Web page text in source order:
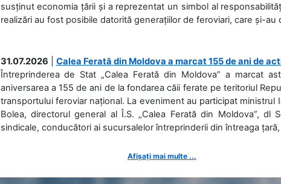
susținut economia țării și a reprezentat un simbol al
realizări au fost posibile datorită generațiilor de feroviari, care și-au
31.07.2026
Calea Ferată din Moldova a marcat 155 de ani de
Întreprinderea de Stat „Calea Ferată din Moldova” a marcat
aniversarea a 155 de ani de la fondarea căii ferate pe teritoriul
transportului feroviar național. La eveniment au participat ministrul
Bolea, directorul general al Î.S. „Calea Ferată din Moldova”, dl
sindicale, conducători ai sucursalelor întreprinderii din întreaga
Afișați mai multe ...